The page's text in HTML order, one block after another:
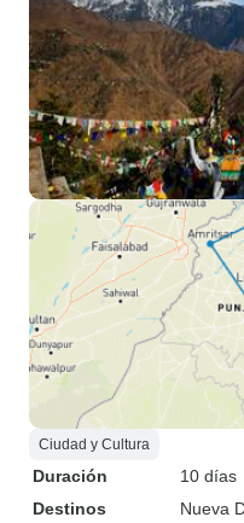
Ciudad y Cultura
Duración
10 días
Destinos
Nueva